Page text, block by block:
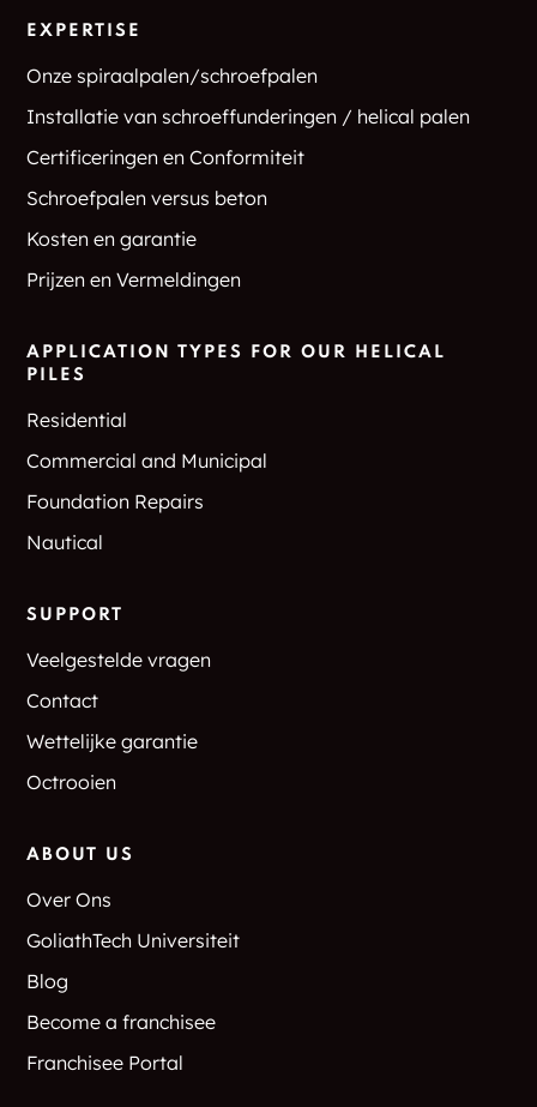
EXPERTISE
Onze spiraalpalen/schroefpalen
Installatie van schroeffunderingen / helical palen
Certificeringen en Conformiteit
Schroefpalen versus beton
Kosten en garantie
Prijzen en Vermeldingen
APPLICATION TYPES FOR OUR HELICAL
PILES
Residential
Commercial and Municipal
Foundation Repairs
Nautical
SUPPORT
Veelgestelde vragen
Contact
Wettelijke garantie
Octrooien
ABOUT US
Over Ons
GoliathTech Universiteit
Blog
Become a franchisee
Franchisee Portal